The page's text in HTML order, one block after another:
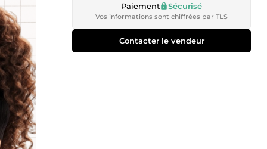
Paiement Sécurisé
Vos informations sont chiffrées par TLS
Contacter le vendeur